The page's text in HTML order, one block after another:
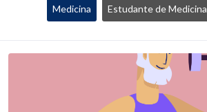
Medicina Estudante de Medicina